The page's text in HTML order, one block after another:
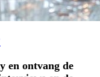
en ontvang de